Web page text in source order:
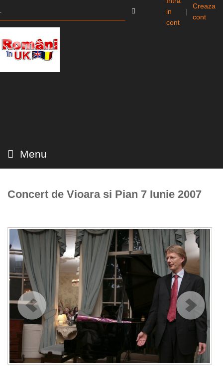
in
cont
|
Creaza
cont
Menu
Concert de Vioara si Pian 7 Iunie 2007